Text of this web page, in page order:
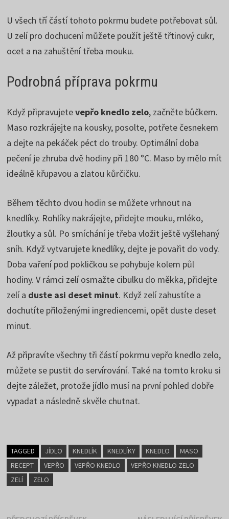
U všech tří částí tohoto pokrmu budete potřebovat sůl.
U zelí pro dochucení můžete použít ještě třtinový cukr,
ocet a na zahuštění třeba mouku.
Podrobná příprava pokrmu
Když připravujetevepřo knedlo zelo, začněte bůčkem.
Maso rozkrájejte na kousky, posolte, potřete česnekem
a dejte na pekáček péct do trouby. Optimální doba
pečení je zhruba dvě hodiny při 180 °C. Maso by mělo mít
ideálně křupavou a zlatou kůrčičku.
Během těchto dvou hodin se můžete vrhnout na
knedlíky. Rohlíky nakrájejte, přidejte mouku, mléko,
žloutky a sůl. Po smíchání je třeba vložit ještě vyšlehaný
sníh. Když vytvarujete knedlíky, dejte je povařit do vody.
Doba vaření pod pokličkou se pohybuje kolem půl
hodiny. V rámci zelí osmažte cibulku do měkka, přidejte
zelí a duste asi deset minut. Když zelí zahustíte a
dochutíte přiloženými ingrediencemi, opět duste deset
minut.
Až připravíte všechny tři částí pokrmu vepřo knedlo zelo,
můžete se pustit do servírování. Také na tomto kroku si
dejte záležet, protože jídlo musí na první pohled dobře
vypadat a následně skvěle chutnat.
TAGGED JÍDLO KNEDLÍK KNEDLÍKY KNEDLO
MASO
RECEPT
VEPŘO VEPŘO KNEDLO
VEPŘO KNEDLO ZELO
ZELÍ
ZELO